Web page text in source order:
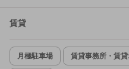
賃貸
月極駐車場 賃貸事務所・賃